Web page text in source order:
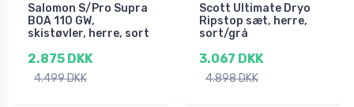
Salomon S/Pro Supra
BOA 110 GW,
skistøvler, herre, sort
2.875 DKK
4.499 DKK
Scott Ultimate Dryo
Ripstop sæt, herre,
sort/grå
3.067 DKK
4.898 DKK